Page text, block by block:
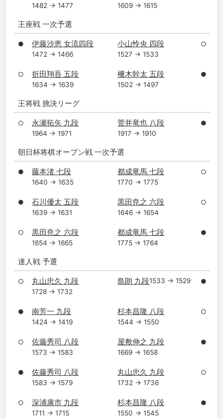
1482 → 1477 1609 → 1615
王座戦 一次予選
● 伊藤沙恵 女流四段
1472 → 1466
小山怜央 四段
1527 → 1533
○
○ 折田翔吾 五段
1634 → 1639
柵木幹太 五段
1502 → 1497
●
王将戦 挑決リーグ
○ 永瀬拓矢 九段
1964 → 1971
菅井竜也 八段
1917 → 1910
●
朝日杯将棋オープン戦 一次予選
● 藤本渚 七段
1640 → 1635
都成竜馬 七段
1770 → 1775
○
● 石川優太 五段
1639 → 1631
黒田尭之 六段
1646 → 1654
○
○ 黒田尭之 六段
1654 → 1665
都成竜馬 七段
1775 → 1764
●
達人戦 予選
○ 丸山忠久 九段
1728 → 1732
島朗 九段1533 → 1529 ●
● 南芳一 九段
1424 → 1419
杉本昌隆 八段
1544 → 1550
○
○ 佐藤秀司 八段
1573 → 1583
屋敷伸之 九段
1669 → 1658
●
● 佐藤秀司 八段
1583 → 1579
丸山忠久 九段
1732 → 1736
○
○ 深浦康市 九段
1711 → 1715
杉本昌隆 八段
1550 → 1545
●